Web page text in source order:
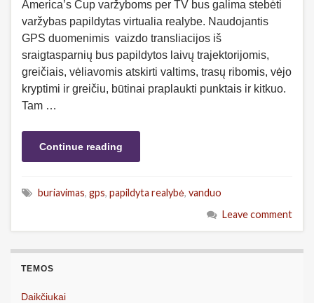
America’s Cup varžyboms per TV bus galima stebėti
varžybas papildytas virtualia realybe. Naudojantis
GPS duomenimis vaizdo transliacijos iš
sraigtasparnių bus papildytos laivų trajektorijomis,
greičiais, vėliavomis atskirti valtims, trasų ribomis, vėjo
kryptimi ir greičiu, būtinai praplaukti punktais ir kitkuo.
Tam …
Continue reading
buriavimas, gps, papildyta realybė, vanduo
Leave comment
TEMOS
Daikčiukai